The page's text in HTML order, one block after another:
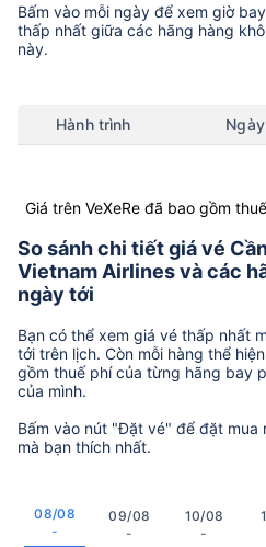
Bấm vào mỗi ngày để xem giờ
thấp nhất giữa các hãng hàng
này.
Hành trình Ngày
Giá trên VeXeRe đã bao gồm
So sánh chi tiết giá vé
Vietnam Airlines và các
ngày tới
Bạn có thể xem giá vé thấp nhất
tới trên lịch. Còn mỗi hàng thể
gồm thuế phí của từng hãng bay
của mình.
Bấm vào nút "Đặt vé" để đặt mua
mà bạn thích nhất.
08/08
-
09/08
-
10/08
-